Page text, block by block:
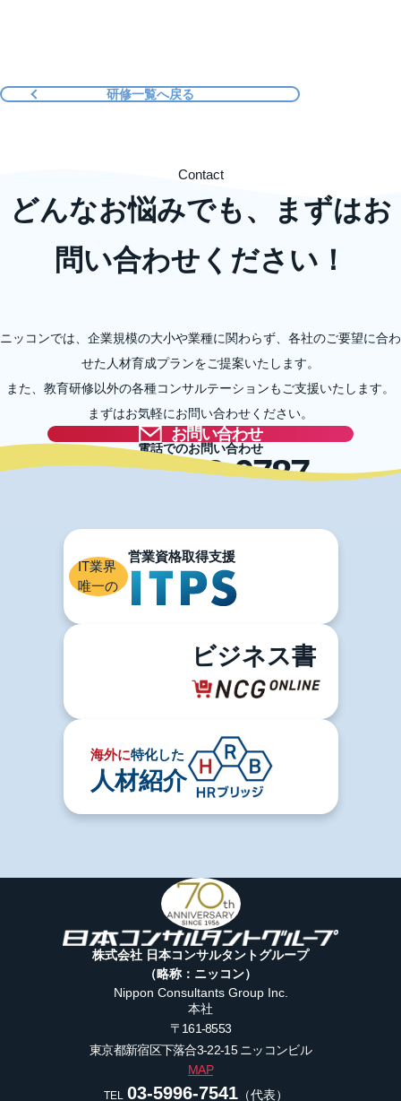
研修一覧へ戻る
どんなお悩みでも、まずはお
問い合わせください！
Contact
ニッコンでは、企業規模の大小や業種に関わらず、各社のご要望に合わ
せた人材育成プランをご提案いたします。
また、教育研修以外の各種コンサルテーションもご支援いたします。
まずはお気軽にお問い合わせください。
お問い合わせ
電話でのお問い合わせ
03-5996-0787
IT業界
唯一の
ビジネス書
海外に特化した
人材紹介
株式会社 日本コンサルタントグループ
（略称：ニッコン）
Nippon Consultants Group Inc.
本社
〒161-8553
東京都新宿区下落合3-22-15ニッコンビル
MAP
TEL 03-5996-7541（代表）